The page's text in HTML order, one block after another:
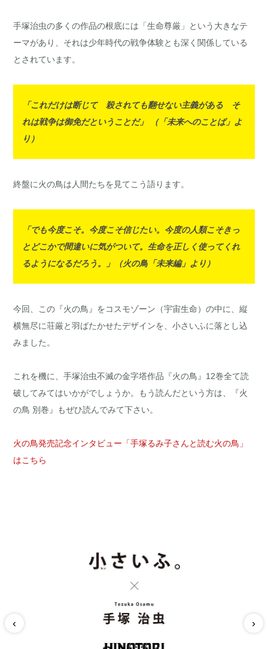
手塚治虫の多くの作品の根底には「生命尊厳」という大きなテ
ーマがあり、それは少年時代の戦争体験とも深く関係している
とされています。
「これだけは断じて 殺されても翻せない主義がある そ
れは戦争は御免だということだ」 （「未来へのことば」よ
り）
終盤に火の鳥は人間たちを見てこう語ります。
「でも今度こそ。今度こそ信じたい。今度の人類こそきっ
とどこかで間違いに気がついて。生命を正しく使ってくれ
るようになるだろう。」（火の鳥「未来編」より）
今回、この『火の鳥』をコスモゾーン（宇宙生命）の中に、縦
横無尽に荘厳と羽ばたかせたデザインを、小さいふに落とし込
みました。
これを機に、手塚治虫不滅の金字塔作品『火の鳥』12巻全て読
破してみてはいかがでしょうか。もう読んだという方は、『火
の鳥 別巻』もぜひ読んでみて下さい。
火の鳥発売記念インタビュー「手塚るみ子さんと読む火の鳥」
はこちら
‹ ›